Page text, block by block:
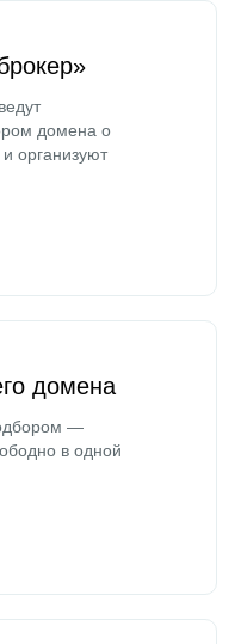
домена о
организуют
домена
—
в одной